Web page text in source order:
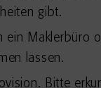
gibt.
ein Maklerbüro
lassen.
Bitte